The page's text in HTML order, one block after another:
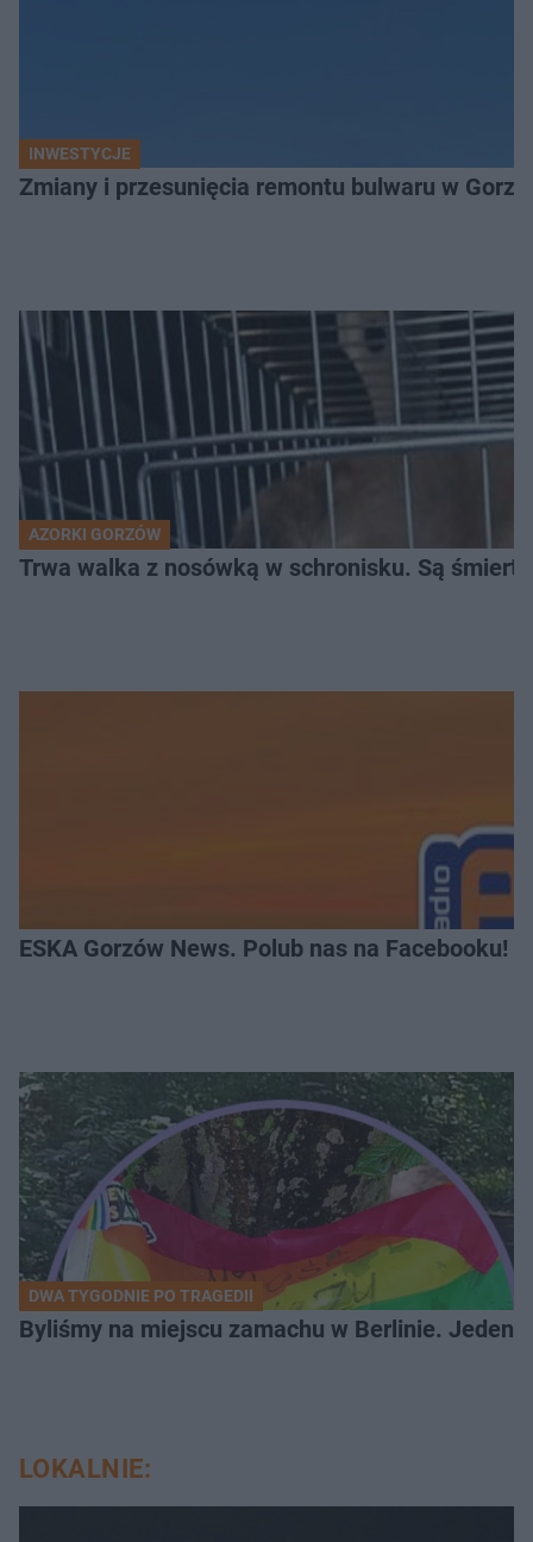
INWESTYCJE
Zmiany i przesunięcia remontu bulwaru w
AZORKI GORZÓW
Trwa walka z nosówką w schronisku. Są
ESKA Gorzów News. Polub nas na Facebooku!
DWA TYGODNIE PO TRAGEDII
Byliśmy na miejscu zamachu w Berlinie. Jeden
LOKALNIE: